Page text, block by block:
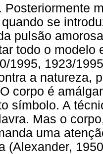
Posteriormente
se
pulsão
todo o modelo
1995, 1923/
a natureza,
corpo é
símbolo. A
Mas o
uma
(Alexander,